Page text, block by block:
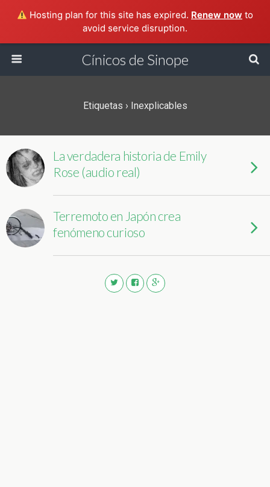
Hosting plan for this site has expired. Renew now to
avoid service disruption.
Cínicos de Sinope
Etiquetas › Inexplicables
La verdadera historia de Emily
Rose (audio real)
Terremoto en Japón crea
fenómeno curioso